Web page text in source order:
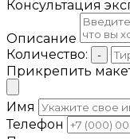
Консультация
Описание
Количество:
-
Прикрепить
Имя
Телефон